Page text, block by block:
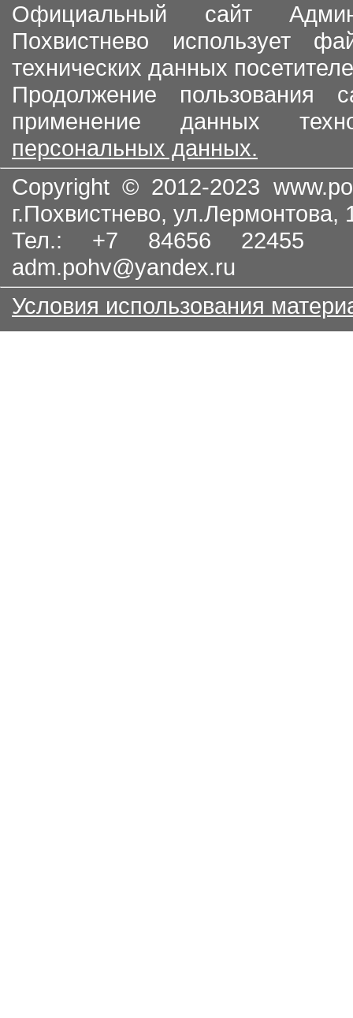
Официальный сайт
Похвистнево использует
технических данных
Продолжение пользования
применение данных
персональных данных.
Copyright © 2012-2023
г.Похвистнево, ул.Лермонтова,
Тел.: +7 84656
adm.pohv@yandex.ru
Условия использования